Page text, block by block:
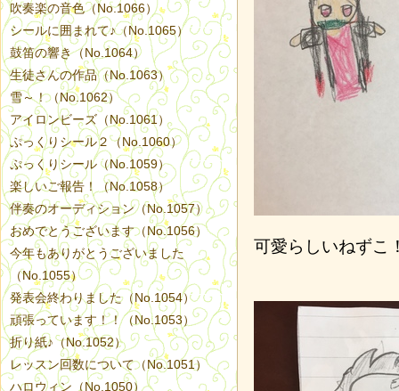
可愛らしいねずこ
吹奏楽の音色（No.1066）
シールに囲まれて♪（No.1065）
鼓笛の響き（No.1064）
生徒さんの作品（No.1063）
雪～！（No.1062）
アイロンビーズ（No.1061）
ぷっくりシール２（No.1060）
ぷっくりシール（No.1059）
楽しいご報告！（No.1058）
伴奏のオーディション（No.1057）
おめでとうございます（No.1056）
今年もありがとうございました
（No.1055）
発表会終わりました（No.1054）
頑張っています！！（No.1053）
折り紙♪（No.1052）
レッスン回数について（No.1051）
ハロウィン（No.1050）